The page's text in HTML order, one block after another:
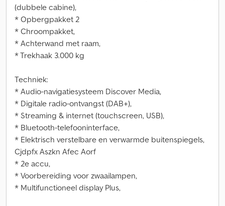
(dubbele cabine),
* Opbergpakket 2
* Chroompakket,
* Achterwand met raam,
* Trekhaak 3.000 kg
Techniek:
* Audio-navigatiesysteem Discover Media,
* Digitale radio-ontvangst (DAB+),
* Streaming & internet (touchscreen, USB),
* Bluetooth-telefooninterface,
* Elektrisch verstelbare en verwarmde buitenspiegels,
Cjdpfx Aszkn Afec Aorf
* 2e accu,
* Voorbereiding voor zwaailampen,
* Multifunctioneel display Plus,